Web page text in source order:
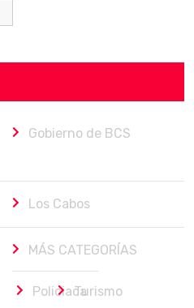
Gobierno de BCS
Los Cabos
MÁS CATEGORÍAS
PoliciacaTurismo